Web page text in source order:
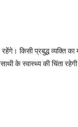
किसी प्रबुद्ध व्यक्ति का
के स्वास्थ्य की चिंता